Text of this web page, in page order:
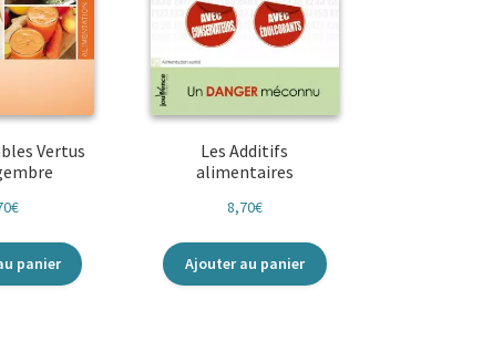
Vertus
€
panier
Les Additifs
alimentaires
8,70€
Ajouter au panier